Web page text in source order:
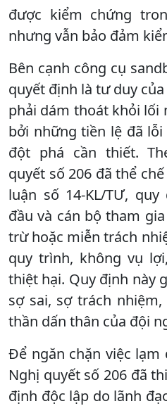
được kiểm chứng
nhưng vẫn bảo đảm
Bên cạnh công cụ
quyết định là tư duy
phải dám thoát khỏi lối
bởi những tiền lệ đã
đột phá cần thiết.
quyết số 206 đã thể
luận số 14-KL/TƯ,
đầu và cán bộ tham
trừ hoặc miễn trách
quy trình, không vụ
thiệt hại. Quy định này
sợ sai, sợ trách
thần dấn thân của đội
Để ngăn chặn việc lạm
Nghị quyết số 206 đã
định độc lập do lãnh